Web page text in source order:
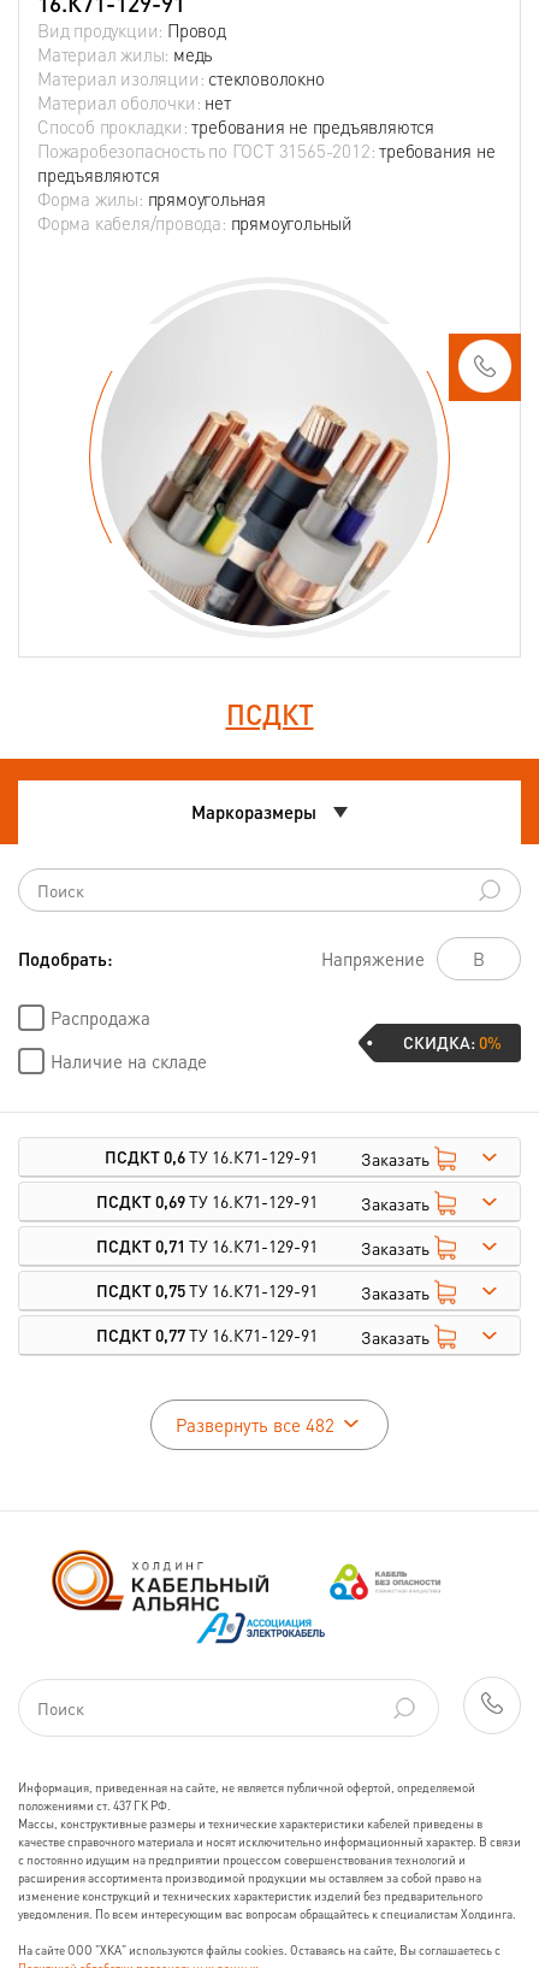
Вид продукции: Провод
Материал жилы: медь
Материал изоляции: стекловолокно
Материал оболочки: нет
Способ прокладки:требования не предъявляются
Пожаробезопасность по ГОСТ 31565-2012:требования не
предъявляются
Форма жилы: прямоугольная
Форма кабеля/провода: прямоугольный
ПСДКТ
Маркоразмеры
Подобрать: Напряжение
Распродажа
Наличие на складе
СКИДКА:0%
ПСДКТ 0,6ТУ 16.К71-129-91
Заказать
ПСДКТ 0,69ТУ 16.К71-129-91
Заказать
ПСДКТ 0,71 ТУ 16.К71-129-91
Заказать
ПСДКТ 0,75ТУ 16.К71-129-91
Заказать
ПСДКТ 0,77ТУ 16.К71-129-91 Заказать
Развернуть все 482
Информация, приведенная на сайте, не является публичной офертой, определяемой
положениями ст. 437 ГК РФ.
Массы, конструктивные размеры и технические характеристики кабелей приведены в
качестве справочного материала и носят исключительно информационный характер. В связи
с постоянно идущим на предприятии процессом совершенствования технологий и
расширения ассортимента производимой продукции мы оставляем за собой право на
изменение конструкций и технических характеристик изделий без предварительного
уведомления. По всем интересующим вас вопросам обращайтесь к специалистам Холдинга.
На сайте ООО "ХКА" используются файлы cookies. Оставаясь на сайте, Вы соглашаетесь с